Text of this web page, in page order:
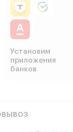
Установим
приложения
банков